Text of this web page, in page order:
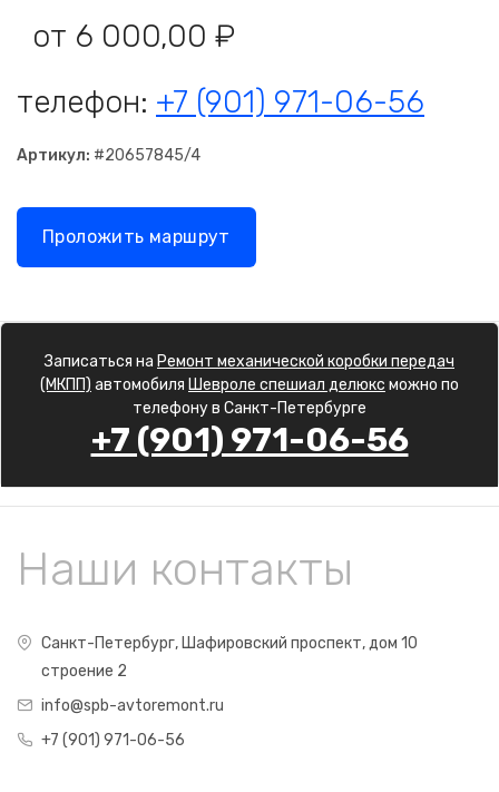
от 6 000,00 ₽
телефон: +7 (901) 971-06-56
Артикул: #20657845/4
Проложить маршрут
Записаться на Ремонт механической коробки передач
(МКПП) автомобиля Шевроле спешиал делюкс можно по
телефону в Санкт-Петербурге
+7 (901) 971-06-56
Наши контакты
Санкт-Петербург, Шафировский проспект, дом 10
строение 2
info@spb-avtoremont.ru
+7 (901) 971-06-56